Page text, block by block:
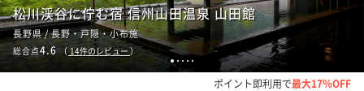
1 2 3 4 5
松川渓谷に佇む宿 信州山田温泉 山田館
長野県 / 長野・戸隠・小布施
総合点4.6（ 14件のレビュー）
ポイント即利用で最大17％OFF